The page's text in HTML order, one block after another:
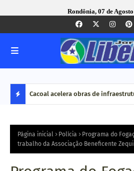
Rondônia, 07 de
S
Cacoal acelera obras de
Página inicial Polícia
Programa do
trabalho da Associação Beneficente